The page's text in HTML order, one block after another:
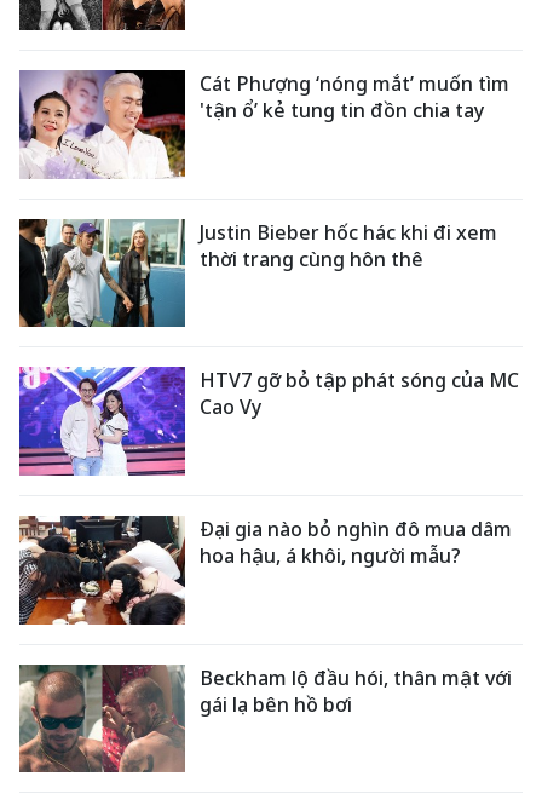
Cát Phượng ‘nóng mắt’ muốn tìm
'tận ổ’ kẻ tung tin đồn chia tay
Justin Bieber hốc hác khi đi xem
thời trang cùng hôn thê
HTV7 gỡ bỏ tập phát sóng của MC
Cao Vy
Đại gia nào bỏ nghìn đô mua dâm
hoa hậu, á khôi, người mẫu?
Beckham lộ đầu hói, thân mật với
gái lạ bên hồ bơi